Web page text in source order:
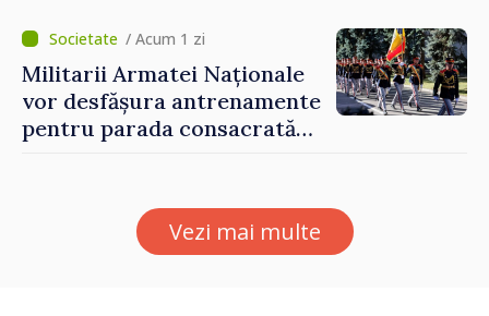
Forumul Diasporei
/ Acum 1 zi
Militarii Armatei Naționale
vor desfășura antrenamente
pentru parada consacrată
Vezi mai multe